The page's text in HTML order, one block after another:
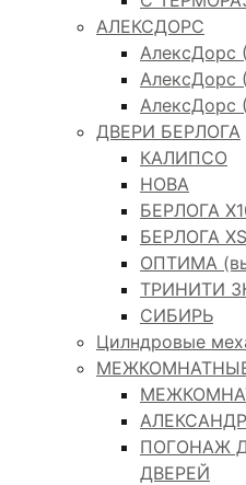
АЛЕКСДОРС
АлексДорс
АлексДорс
АлексДорс
ДВЕРИ БЕРЛОГА
КАЛИПСО
НОВА
БЕРЛОГА
БЕРЛОГА XS
ОПТИМА
ТРИНИТИ
СИБИРЬ
Цилндровые
ПОГОНАЖ
ДВЕРЕЙ